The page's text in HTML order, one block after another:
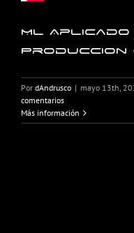
ML
Produccion
Por dAndrusco | mayo 13th,
comentarios
Más información